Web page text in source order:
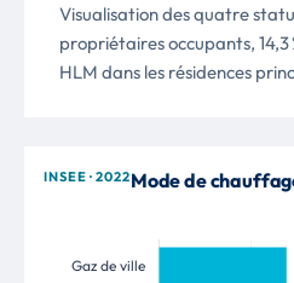
Visualisation des quatre
propriétaires occupants, 14,3
HLM dans les résidences
INSEE · 2022Mode de